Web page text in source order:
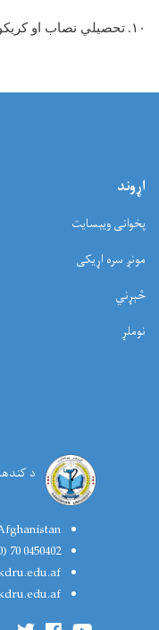
۱۰ . تحصیلي نصاب او
اړوند
پخوانی ویبسایت
مونږ سره اړیکی
څېړني
نوملړ
د
70 0450402